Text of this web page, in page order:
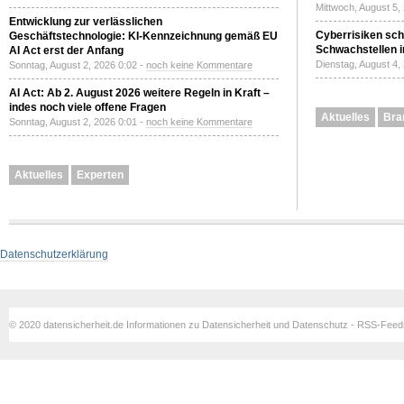
Entwicklung zur verlässlichen
Geschäftstechnologie: KI-Kennzeichnung gemäß EU
AI Act erst der Anfang
Sonntag, August 2, 2026 0:02 - noch keine Kommentare
AI Act: Ab 2. August 2026 weitere Regeln in Kraft –
indes noch viele offene Fragen
Sonntag, August 2, 2026 0:01 - noch keine Kommentare
Aktuelles Experten
Mittwoch, August
Cyberrisiken
Schwachstellen
Dienstag, August
Aktuelles
Datenschutzerklärung
© 2020 datensicherheit.de Informationen zu Datensicherheit und Datenschutz - RSS-